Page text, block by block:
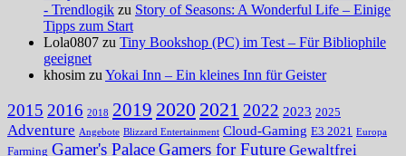
- Trendlogik zu Story of Seasons: A Wonderful Life – Einige
Tipps zum Start
Lola0807 zu Tiny Bookshop (PC) im Test – Für Bibliophile
geeignet
khosim zuYokai Inn – Ein kleines Inn für Geister
2015 2016 2018 2019 2020 2021 2022 2023 2025
Adventure Angebote Blizzard Entertainment Cloud-Gaming E3 2021 Europa
Farming Gamer's PalaceGamers for Future Gewaltfrei